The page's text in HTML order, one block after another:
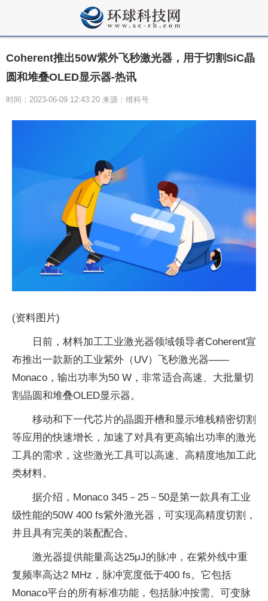
Coherent推出50W紫外飞秒激光器，用于切割SiC晶
圆和堆叠OLED显示器-热讯
时间：2023-06-09 12:43:20 来源：维科号
(资料图片)
日前，材料加工工业激光器领域领导者Coherent宣
布推出一款新的工业紫外（UV）飞秒激光器——
Monaco，输出功率为50 W，非常适合高速、大批量切
割晶圆和堆叠OLED显示器。
移动和下一代芯片的晶圆开槽和显示堆栈精密切割
等应用的快速增长，加速了对具有更高输出功率的激光
工具的需求，这些激光工具可以高速、高精度地加工此
类材料。
据介绍，Monaco 345－25－50是第一款具有工业
级性能的50W 400 fs紫外激光器，可实现高精度切割，
并且具有完美的装配配合。
激光器提供能量高达25μJ的脉冲，在紫外线中重
复频率高达2 MHz，脉冲宽度低于400 fs。它包括
Monaco平台的所有标准功能，包括脉冲按需、可变脉